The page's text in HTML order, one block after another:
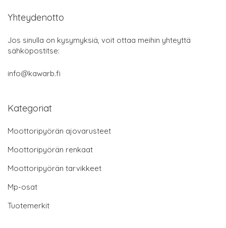
Yhteydenotto
Jos sinulla on kysymyksiä, voit ottaa meihin yhteyttä
sähköpostitse:
info@kawarb.fi
Kategoriat
Moottoripyörän ajovarusteet
Moottoripyörän renkaat
Moottoripyörän tarvikkeet
Mp-osat
Tuotemerkit